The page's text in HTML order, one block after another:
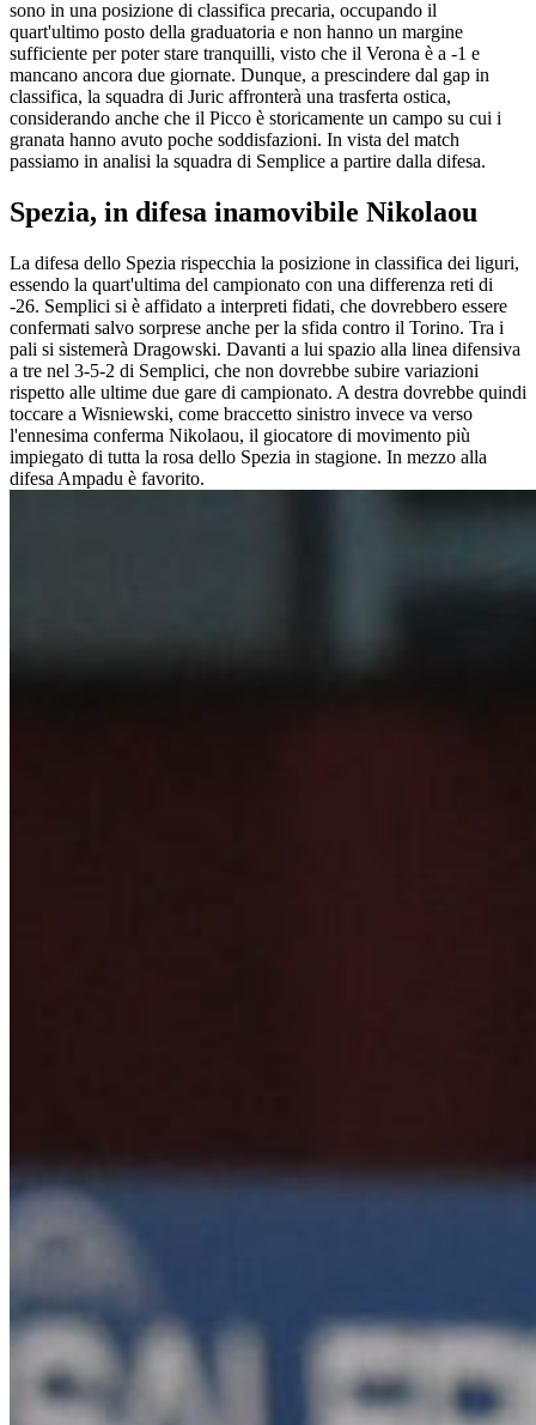
sono in una posizione di classifica precaria, occupando il
quart'ultimo posto della graduatoria e non hanno un margine
sufficiente per poter stare tranquilli, visto che il Verona è a -1 e
mancano ancora due giornate. Dunque, a prescindere dal gap in
classifica, la squadra di Juric affronterà una trasferta ostica,
considerando anche che il Picco è storicamente un campo su cui i
granata hanno avuto poche soddisfazioni. In vista del match
passiamo in analisi la squadra di Semplice a partire dalla difesa.
Spezia, in difesa inamovibile Nikolaou
La difesa dello Spezia rispecchia la posizione in classifica dei liguri,
essendo la quart'ultima del campionato con una differenza reti di
-26. Semplici si è affidato a interpreti fidati, che dovrebbero essere
confermati salvo sorprese anche per la sfida contro il Torino. Tra i
pali si sistemerà Dragowski. Davanti a lui spazio alla linea difensiva
a tre nel 3-5-2 di Semplici, che non dovrebbe subire variazioni
rispetto alle ultime due gare di campionato. A destra dovrebbe quindi
toccare a Wisniewski, come braccetto sinistro invece va verso
l'ennesima conferma Nikolaou, il giocatore di movimento più
impiegato di tutta la rosa dello Spezia in stagione. In mezzo alla
difesa Ampadu è favorito.